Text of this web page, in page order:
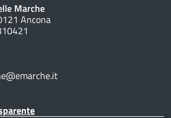
Marche
Ancona